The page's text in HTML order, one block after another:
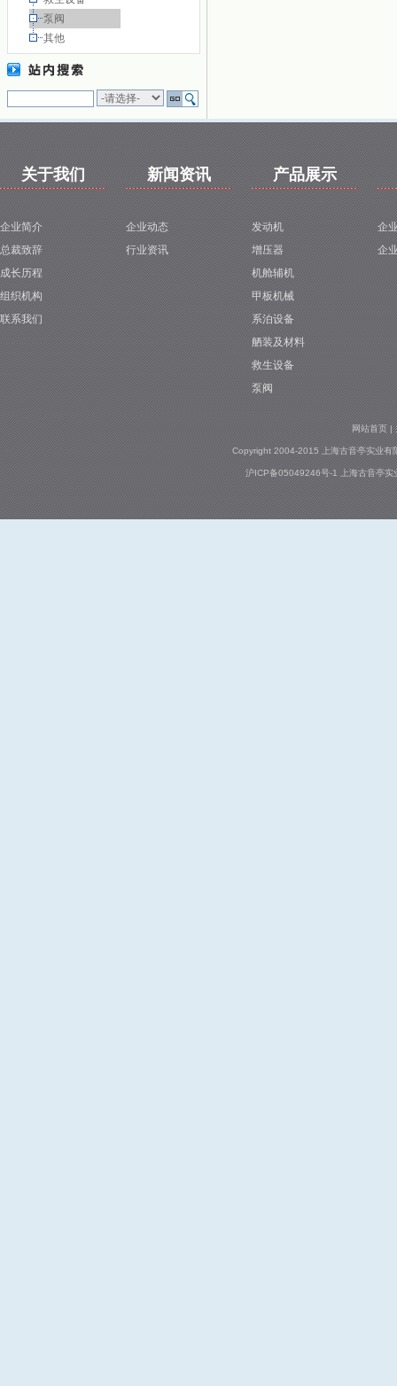
1
泵阀
其他
关于我们
企业简介
总裁致辞
成长历程
组织机构
联系我们
新闻资讯
企业动态
行业资讯
产品展示
发动机
增压器
机舱辅机
甲板机械
系泊设备
舾装及材料
救生设备
泵阀
企
企
网站首页|
Copyright 2004-2015 上海古音亭实业有
沪ICP备05049246号-1 上海古音亭